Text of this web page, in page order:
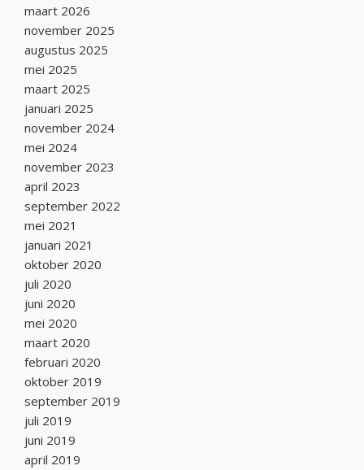
maart 2026
november 2025
augustus 2025
mei 2025
maart 2025
januari 2025
november 2024
mei 2024
november 2023
april 2023
september 2022
mei 2021
januari 2021
oktober 2020
juli 2020
juni 2020
mei 2020
maart 2020
februari 2020
oktober 2019
september 2019
juli 2019
juni 2019
april 2019